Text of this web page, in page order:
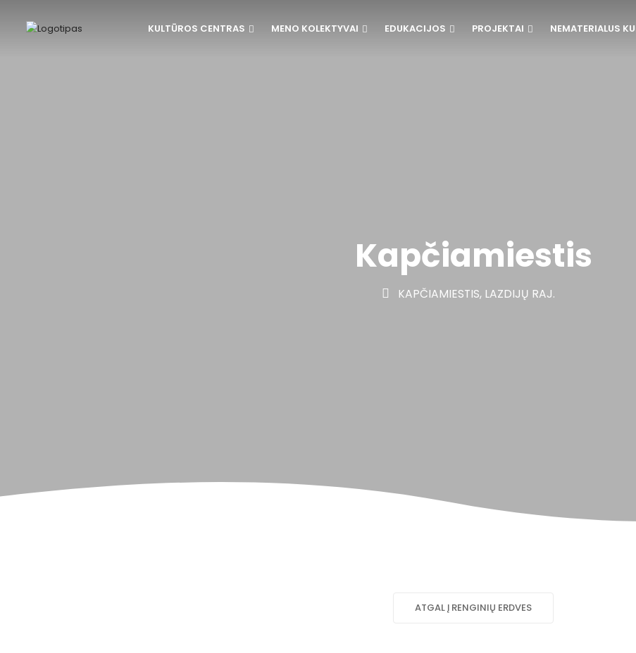
KULTŪROS CENTRAS MENO KOLEKTYVAI EDUKACIJOS PROJEKTAI NEMATERIALUS
Kapčiamiestis
KAPČIAMIESTIS, LAZDIJŲ RAJ.
ATGAL Į RENGINIŲ ERDVES